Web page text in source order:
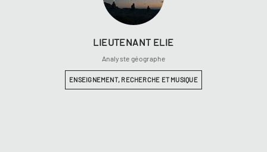
LIEUTENANT ELIE
Analyste géographe
ENSEIGNEMENT, RECHERCHE ET MUSIQUE